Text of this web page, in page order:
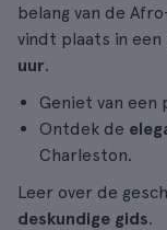
belang van de
vindt plaats in
uur.
Geniet van
Ontdek de
Charleston.
Leer over de
deskundige gids.